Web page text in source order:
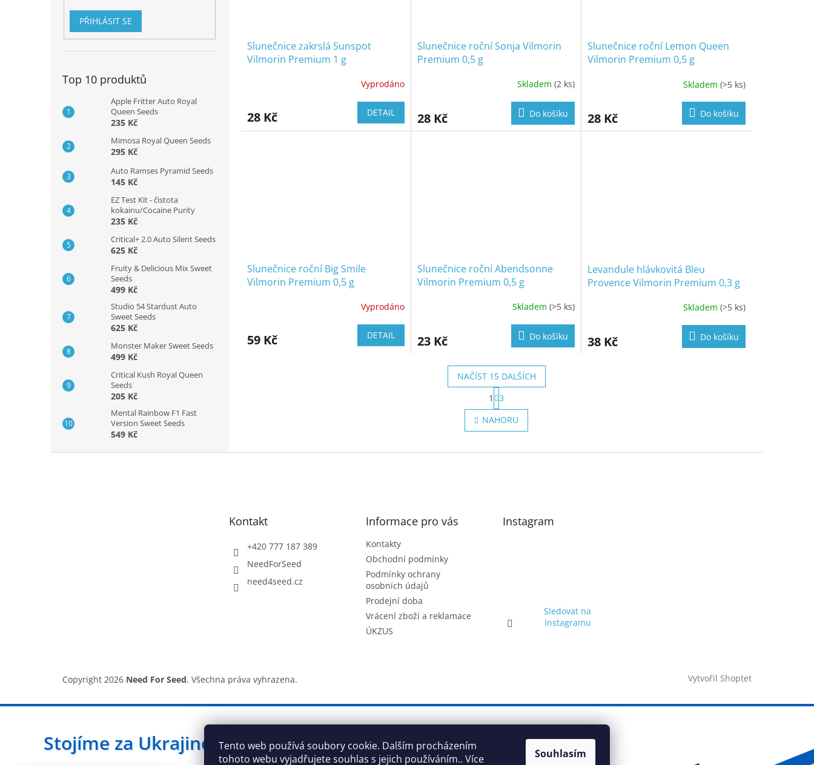
Tento web používá soubory cookie. Dalším procházením
tohoto webu vyjadřujete souhlas s jejich používáním.. Více
Souhlasím
PŘIHLÁSIT SE
Top 10 produktů
Apple Fritter Auto Royal
Queen Seeds
235 Kč
Mimosa Royal Queen Seeds
295 Kč
Auto Ramses Pyramid Seeds
145 Kč
EZ Test Kit - čistota
kokainu/Cocaine Purity
235 Kč
Critical+ 2.0 Auto Silent Seeds
625 Kč
Fruity & Delicious Mix Sweet
Seeds
499 Kč
Studio 54 Stardust Auto
Sweet Seeds
625 Kč
Monster Maker Sweet Seeds
499 Kč
Critical Kush Royal Queen
Seeds
205 Kč
Mental Rainbow F1 Fast
Version Sweet Seeds
549 Kč
Slunečnice zakrslá Sunspot
Vilmorin Premium 1 g
Vyprodáno
28 Kč DETAIL
Slunečnice roční Sonja Vilmorin
Premium 0,5 g
Skladem (2 ks)
28 Kč Do košíku
Slunečnice roční Lemon Queen
Vilmorin Premium 0,5 g
Skladem (>5 ks)
28 Kč Do košíku
Slunečnice roční Big Smile
Vilmorin Premium 0,5 g
Vyprodáno
59 Kč DETAIL
Slunečnice roční Abendsonne
Vilmorin Premium 0,5 g
Skladem (>5 ks)
23 Kč Do košíku
Levandule hlávkovitá Bleu
Provence Vilmorin Premium 0,3 g
Skladem (>5 ks)
38 Kč Do košíku
O
v
l
d
NAČÍST 15 DALŠÍCH
S
t
r
á
n
o
1
3
NAHORU
Kontakt
+420 777 187 389
NeedForSeed
need4seed.cz
Informace pro vás
Kontakty
Obchodní podmínky
Podmínky ochrany
osobních údajů
Prodejní doba
Vrácení zboží a reklamace
ÚKZUS
Instagram
Sledovat na
Instagramu
Vytvořil Shoptet
Copyright 2026 Need For Seed. Všechna práva vyhrazena.
Stojíme za Ukrajinou ❤️